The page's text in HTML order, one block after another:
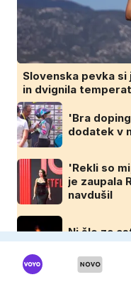
Slovenska pevka
in dvignila
'Bra
dodatek v
'Rekli so
je zaupala
navdušil
Ni šlo za
hitrostjo